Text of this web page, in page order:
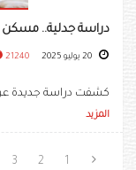
دراسة جدلية.. مسكن
21240
كشفت دراسة جديدة عن
المزيد
1
2
3